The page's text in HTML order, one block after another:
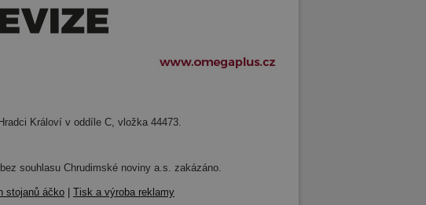
Královí v oddíle C, vložka 44473.
souhlasu Chrudimské noviny a.s. zakázáno.
stojanů áčko Tisk a výroba reklamy